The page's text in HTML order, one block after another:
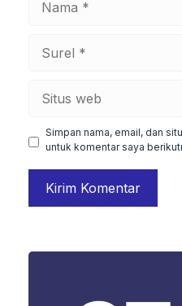
Simpan nama, email, dan
untuk komentar saya